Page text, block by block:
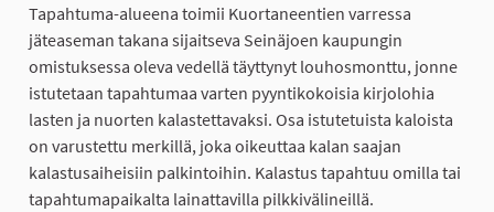
Tapahtuma-alueena toimii Kuortaneentien varressa
jäteaseman takana sijaitseva Seinäjoen kaupungin
omistuksessa oleva vedellä täyttynyt louhosmonttu, jonne
istutetaan tapahtumaa varten pyyntikokoisia kirjolohia
lasten ja nuorten kalastettavaksi. Osa istutetuista kaloista
on varustettu merkillä, joka oikeuttaa kalan saajan
kalastusaiheisiin palkintoihin. Kalastus tapahtuu omilla tai
tapahtumapaikalta lainattavilla pilkkivälineillä.